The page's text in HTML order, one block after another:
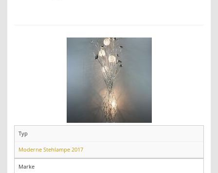
Typ
Moderne Stehlampe 2017
Marke